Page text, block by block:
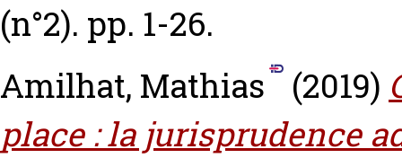
(n°2). pp. 1-26.
Amilhat, Mathias
(2019)
place : la jurisprudence